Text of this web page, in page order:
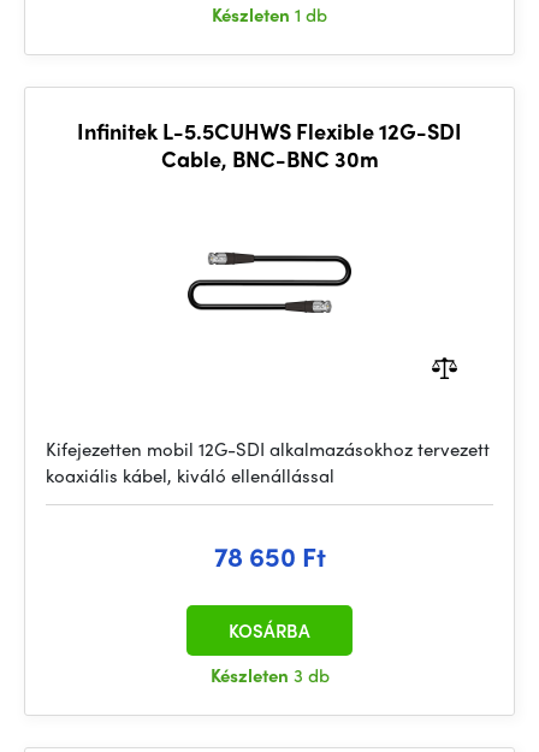
Készleten 1 db
Infinitek L-5.5CUHWS Flexible 12G-SDI
Cable, BNC-BNC 30m
Kifejezetten mobil 12G-SDI alkalmazásokhoz tervezett
koaxiális kábel, kiváló ellenállással
78 650 Ft
Készleten 3 db
KOSÁRBA